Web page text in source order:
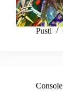
Pusti
Console